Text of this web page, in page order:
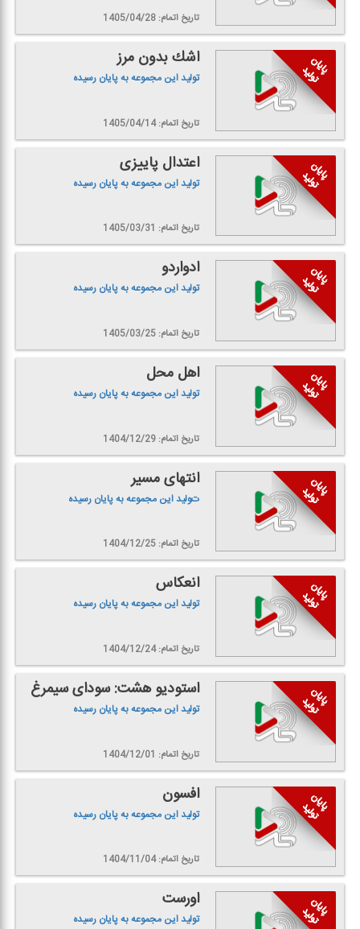
تاریخ اتمام: 1405/04/28
اشك بدون مرز
تولید این مجموعه به پایان رسیده
تاریخ اتمام: 1405/04/14
اعتدال پاییزی
تولید این مجموعه به پایان رسیده
تاریخ اتمام: 1405/03/31
ادواردو
تولید این مجموعه به پایان رسیده
تاریخ اتمام: 1405/03/25
اهل محل
تولید این مجموعه به پایان رسیده
تاریخ اتمام: 1404/12/29
انتهای مسیر
تولید این مجموعه به پایان رسیده
تاریخ اتمام: 1404/12/25
انعكاس
تولید این مجموعه به پایان رسیده
تاریخ اتمام: 1404/12/24
استودیو هشت: سودای سیمرغ
تولید این مجموعه به پایان رسیده
تاریخ اتمام: 1404/12/01
افسون
تولید این مجموعه به پایان رسیده
تاریخ اتمام: 1404/11/04
اورست
تولید این مجموعه به پایان رسیده